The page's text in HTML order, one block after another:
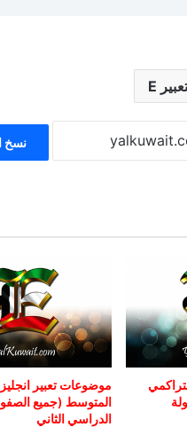
نسخ
موضوعات تعبير
المتوسط (جميع
الدراسي الثاني